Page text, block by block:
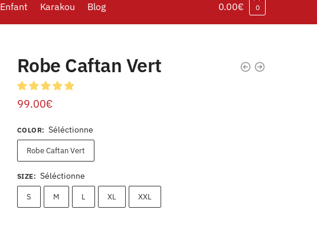
Enfant Karakou Blog 0.00€ 0
Robe Caftan Vert
99.00€
COLOR: Séléctionne
Robe Caftan Vert
SIZE: Séléctionne
S M L XL XXL